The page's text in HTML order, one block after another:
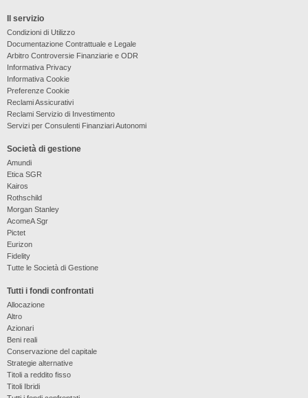
Il servizio
Condizioni di Utilizzo
Documentazione Contrattuale e Legale
Arbitro Controversie Finanziarie e ODR
Informativa Privacy
Informativa Cookie
Preferenze Cookie
Reclami Assicurativi
Reclami Servizio di Investimento
Servizi per Consulenti Finanziari Autonomi
Società di gestione
Amundi
Etica SGR
Kairos
Rothschild
Morgan Stanley
AcomeA Sgr
Pictet
Eurizon
Fidelity
Tutte le Società di Gestione
Tutti i fondi confrontati
Allocazione
Altro
Azionari
Beni reali
Conservazione del capitale
Strategie alternative
Titoli a reddito fisso
Titoli Ibridi